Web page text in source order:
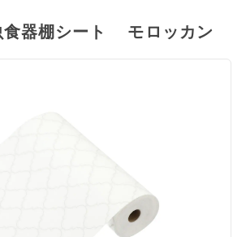
器棚シート モロッカン